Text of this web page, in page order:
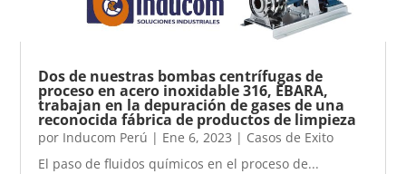
Dos de nuestras bombas centrífugas de
proceso en acero inoxidable 316, EBARA,
trabajan en la depuración de gases de una
reconocida fábrica de productos de limpieza
por Inducom Perú | Ene 6, 2023 | Casos de Exito
El paso de fluidos químicos en el proceso de...